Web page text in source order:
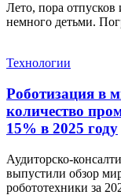
Лето, пора отпусков
немного детьми.
Технологии
Роботизация в
количество
15% в 2025 году
Аудиторско-
выпустили обзор
робототехники за